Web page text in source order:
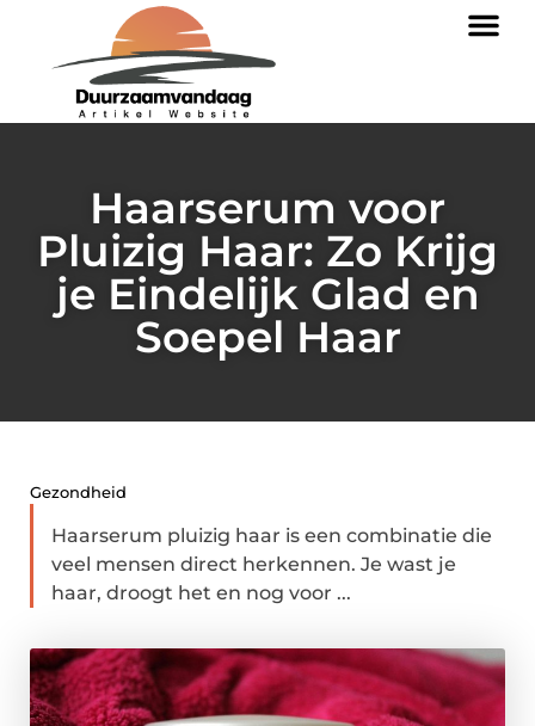
Haarserum voor
Pluizig Haar: Zo Krijg
je Eindelijk Glad en
Soepel Haar
Gezondheid
Haarserum pluizig haar is een combinatie die
veel mensen direct herkennen. Je wast je
haar, droogt het en nog voor ...